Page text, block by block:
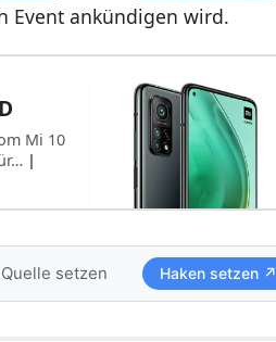
Event ankündigen wird.
Mi 10
|
setzen Haken setzen ↗